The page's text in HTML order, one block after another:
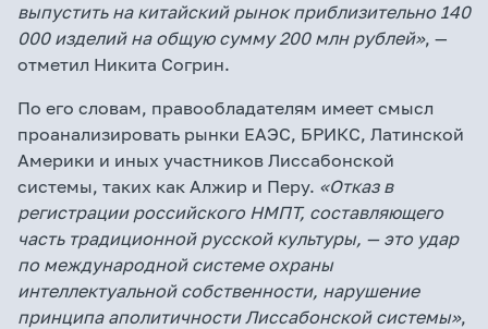
выпустить на китайский рынок приблизительно 140
000 изделий на общую сумму 200 млн рублей», —
отметил Никита Согрин.
По его словам, правообладателям имеет смысл
проанализировать рынки ЕАЭС, БРИКС, Латинской
Америки и иных участников Лиссабонской
системы, таких как Алжир и Перу. «Отказ в
регистрации российского НМПТ, составляющего
часть традиционной русской культуры, — это удар
по международной системе охраны
интеллектуальной собственности, нарушение
принципа аполитичности Лиссабонской системы»,